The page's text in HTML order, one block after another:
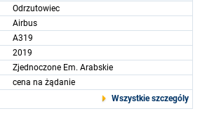
Odrzutowiec
Airbus
A319
2019
Zjednoczone Em. Arabskie
cena na żądanie
Wszystkie szczególy